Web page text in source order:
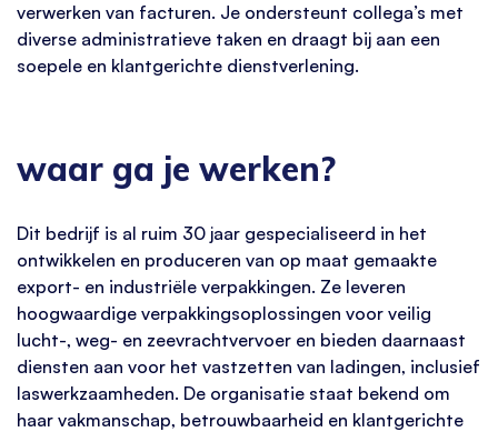
verwerken van facturen. Je ondersteunt collega’s met
diverse administratieve taken en draagt bij aan een
soepele en klantgerichte dienstverlening.
waar ga je werken?
Dit bedrijf is al ruim 30 jaar gespecialiseerd in het
ontwikkelen en produceren van op maat gemaakte
export- en industriële verpakkingen. Ze leveren
hoogwaardige verpakkingsoplossingen voor veilig
lucht-, weg- en zeevrachtvervoer en bieden daarnaast
diensten aan voor het vastzetten van ladingen, inclusief
laswerkzaamheden. De organisatie staat bekend om
haar vakmanschap, betrouwbaarheid en klantgerichte